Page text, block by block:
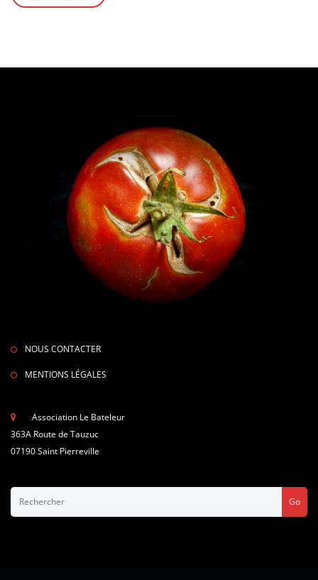
NOUS CONTACTER
MENTIONS LÉGALES
Association Le Bateleur
363A Route de Tauzuc
07190 Saint Pierreville
Go